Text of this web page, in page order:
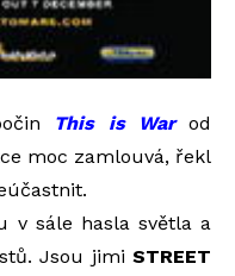
This is Warod
moc zamlouvá, řekl
v sále hasla světla a
Jsou jimi STREET